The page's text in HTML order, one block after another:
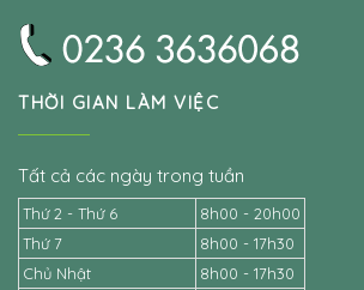
THỜI GIAN LÀM VIỆC
Tất cả các ngày trong tuần
Thứ 2 - Thứ 6
8h00 - 20h00
Thứ 7
8h00 - 17h30
Chủ Nhật
8h00 - 17h30